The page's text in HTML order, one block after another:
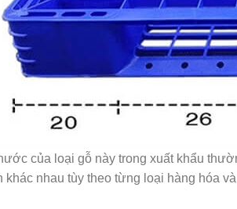
của loại gỗ này trong xuất khẩu
khác nhau tùy theo từng loại hàng hóa